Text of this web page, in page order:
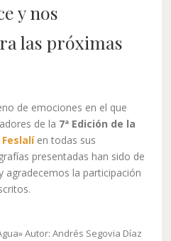
y nos
las próximas
de emociones en el que
de la 7ª Edición de la
Feslalíen todas sus
presentadas han sido de
agradecemos la participación
Autor: Andrés Segovia Díaz